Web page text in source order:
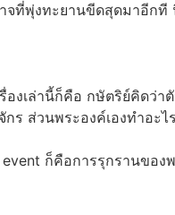
ที่พุ่งทะยานขีดสุดมาอีกที
องเล่านี้ก็คือ กษัตริย์คิดว่
ส่วนพระองค์เองทำอะไ
ก็คือการรุกรานของ